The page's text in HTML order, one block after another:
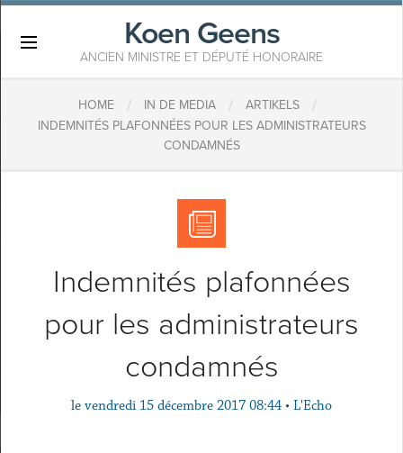
Koen Geens
ANCIEN MINISTRE ET DÉPUTÉ HONORAIRE
HOME / IN DE MEDIA / ARTIKELS /
​INDEMNITÉS PLAFONNÉES POUR LES ADMINISTRATEURS
CONDAMNÉS
​Indemnités plafonnées
pour les administrateurs
condamnés
le vendredi 15 décembre 2017 08:44 • L'Echo